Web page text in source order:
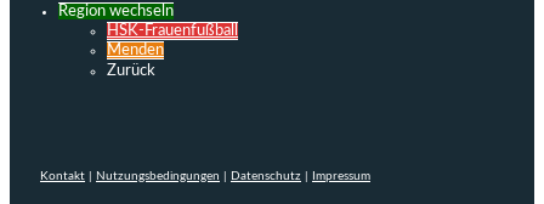
Region wechseln
HSK-Frauenfußball
Menden
Zurück
Kontakt Nutzungsbedingungen Datenschutz Impressum